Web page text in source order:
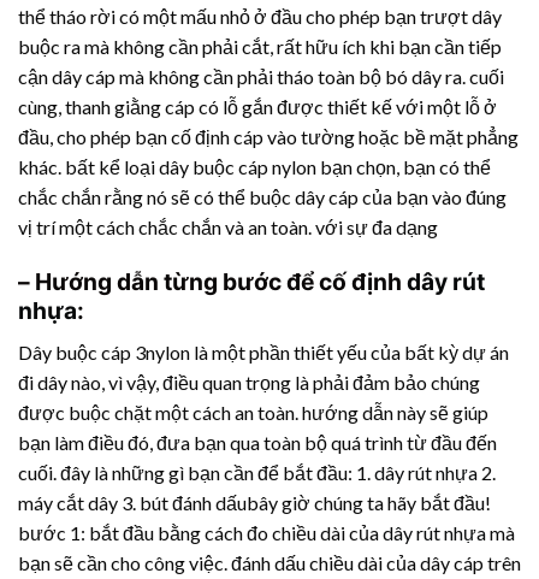
thể tháo rời có một mấu nhỏ ở đầu cho phép bạn trượt dây
buộc ra mà không cần phải cắt, rất hữu ích khi bạn cần tiếp
cận dây cáp mà không cần phải tháo toàn bộ bó dây ra. cuối
cùng, thanh giằng cáp có lỗ gắn được thiết kế với một lỗ ở
đầu, cho phép bạn cố định cáp vào tường hoặc bề mặt phẳng
khác. bất kể loại dây buộc cáp nylon bạn chọn, bạn có thể
chắc chắn rằng nó sẽ có thể buộc dây cáp của bạn vào đúng
vị trí một cách chắc chắn và an toàn. với sự đa dạng
– Hướng dẫn từng bước để cố định dây rút
nhựa:
Dây buộc cáp 3nylon là một phần thiết yếu của bất kỳ dự án
đi dây nào, vì vậy, điều quan trọng là phải đảm bảo chúng
được buộc chặt một cách an toàn. hướng dẫn này sẽ giúp
bạn làm điều đó, đưa bạn qua toàn bộ quá trình từ đầu đến
cuối. đây là những gì bạn cần để bắt đầu: 1. dây rút nhựa 2.
máy cắt dây 3. bút đánh dấubây giờ chúng ta hãy bắt đầu!
bước 1: bắt đầu bằng cách đo chiều dài củadây rút nhựamà
bạn sẽ cần cho công việc. đánh dấu chiều dài của dây cáp trên